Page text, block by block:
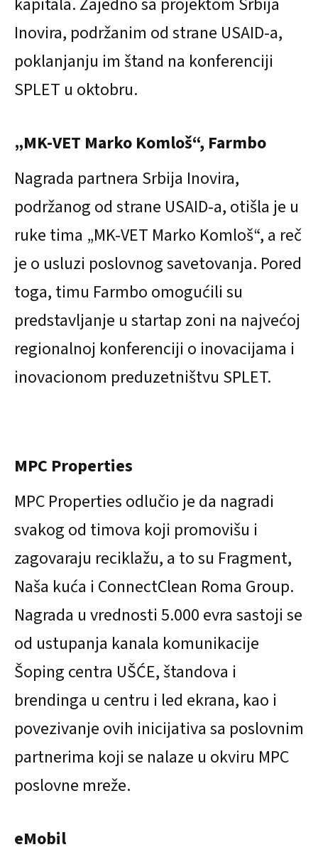
Inovira, podržanim od strane USAID-a,
poklanjanju im štand na konferenciji
SPLET u oktobru.
„MK-VET Marko Komloš“, Farmbo
Nagrada partnera Srbija Inovira,
podržanog od strane USAID-a, otišla je u
ruke tima „MK-VET Marko Komloš“, a reč
je o usluzi poslovnog savetovanja. Pored
toga, timu Farmbo omogućili su
predstavljanje u startap zoni na najvećoj
regionalnoj konferenciji o inovacijama i
inovacionom preduzetništvu SPLET.
MPC Properties
MPC Properties odlučio je da nagradi
svakog od timova koji promovišu i
zagovaraju reciklažu, a to su Fragment,
Naša kuća i ConnectClean Roma Group.
Nagrada u vrednosti 5.000 evra sastoji se
od ustupanja kanala komunikacije
Šoping centra UŠĆE, štandova i
brendinga u centru i led ekrana, kao i
povezivanje ovih inicijativa sa poslovnim
partnerima koji se nalaze u okviru MPC
poslovne mreže.
eMobil